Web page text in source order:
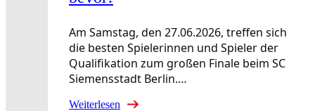
Am Samstag, den 27.06.2026, treffen sich
die besten Spielerinnen und Spieler der
Qualifikation zum großen Finale beim SC
Siemensstadt Berlin.…
Weiterlesen